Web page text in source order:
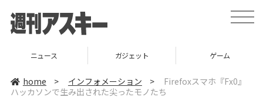
t
o
ニュース ガジェット ゲーム
home > インフォメーション >
Firefoxスマホ『Fx0』
ハッカソンで生み出された尖ったモノたち